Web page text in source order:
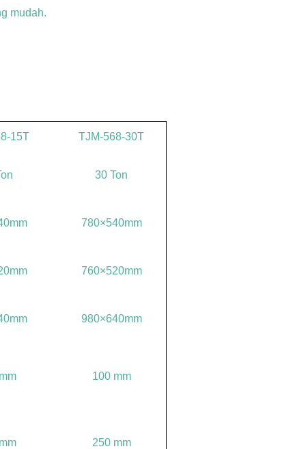
mudah.
15T TJM-568-30T
30 Ton
780×540mm
760×520mm
980×640mm
100 mm
250 mm